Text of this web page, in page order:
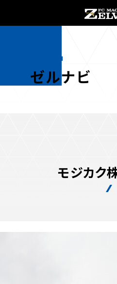
ZELNAVI
ゼルナビ
モジカク